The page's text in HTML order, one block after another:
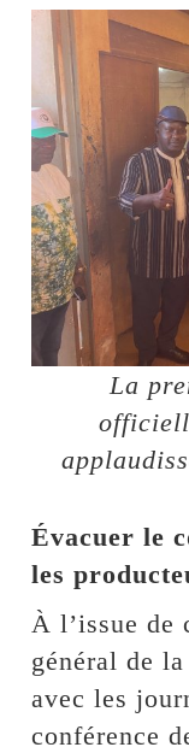
La
Évacuer le
les
À l’issue de
général de
avec les
conférence